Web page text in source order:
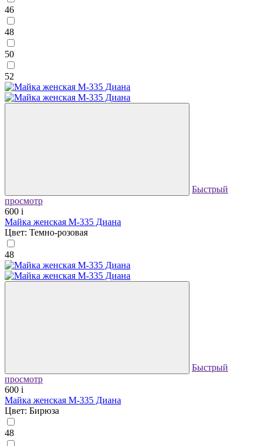
46
48
50
52
Быстрый
просмотр
600 i
Майка женская М-335 Диана
Цвет: Темно-розовая
48
Быстрый
просмотр
600 i
Майка женская М-335 Диана
Цвет: Бирюза
48